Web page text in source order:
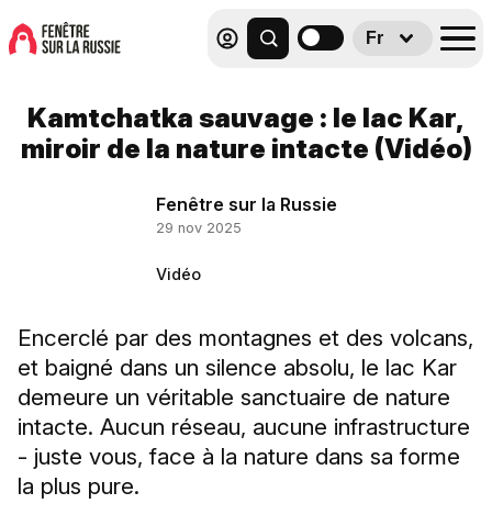
Fr
Kamtchatka sauvage : le lac Kar,
miroir de la nature intacte (Vidéo)
Fenêtre sur la Russie
29 nov 2025
Vidéo
Encerclé par des montagnes et des volcans,
et baigné dans un silence absolu, le lac Kar
demeure un véritable sanctuaire de nature
intacte. Aucun réseau, aucune infrastructure
- juste vous, face à la nature dans sa forme
la plus pure.